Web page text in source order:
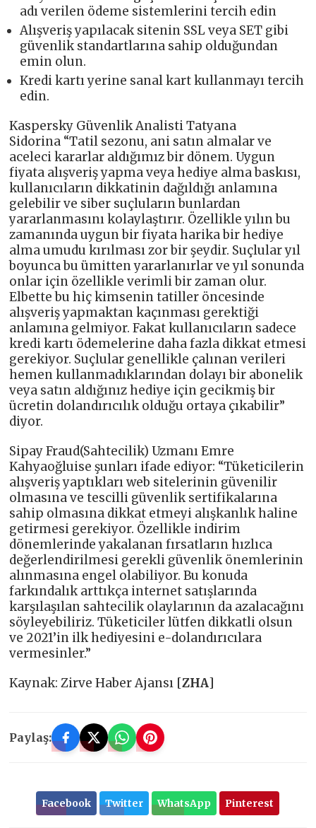
adı verilen ödeme sistemlerini tercih edin
Alışveriş yapılacak sitenin SSL veya SET gibi
güvenlik standartlarına sahip olduğundan
emin olun.
Kredi kartı yerine sanal kart kullanmayı tercih
edin.
Kaspersky Güvenlik Analisti Tatyana
Sidorina “Tatil sezonu, ani satın almalar ve
aceleci kararlar aldığımız bir dönem. Uygun
fiyata alışveriş yapma veya hediye alma baskısı,
kullanıcıların dikkatinin dağıldığı anlamına
gelebilir ve siber suçluların bunlardan
yararlanmasını kolaylaştırır. Özellikle yılın bu
zamanında uygun bir fiyata harika bir hediye
alma umudu kırılması zor bir şeydir. Suçlular yıl
boyunca bu ümitten yararlanırlar ve yıl sonunda
onlar için özellikle verimli bir zaman olur.
Elbette bu hiç kimsenin tatiller öncesinde
alışveriş yapmaktan kaçınması gerektiği
anlamına gelmiyor. Fakat kullanıcıların sadece
kredi kartı ödemelerine daha fazla dikkat etmesi
gerekiyor. Suçlular genellikle çalınan verileri
hemen kullanmadıklarından dolayı bir abonelik
veya satın aldığınız hediye için gecikmiş bir
ücretin dolandırıcılık olduğu ortaya çıkabilir”
diyor.
Sipay Fraud(Sahtecilik) Uzmanı Emre
Kahyaoğluise şunları ifade ediyor: “Tüketicilerin
alışveriş yaptıkları web sitelerinin güvenilir
olmasına ve tescilli güvenlik sertifikalarına
sahip olmasına dikkat etmeyi alışkanlık haline
getirmesi gerekiyor. Özellikle indirim
dönemlerinde yakalanan fırsatların hızlıca
değerlendirilmesi gerekli güvenlik önemlerinin
alınmasına engel olabiliyor. Bu konuda
farkındalık arttıkça internet satışlarında
karşılaşılan sahtecilik olaylarının da azalacağını
söyleyebiliriz. Tüketiciler lütfen dikkatli olsun
ve 2021’in ilk hediyesini e-dolandırıcılara
vermesinler.”
Kaynak: Zirve Haber Ajansı [ZHA]
Paylaş:
Facebook Twitter WhatsApp Pinterest